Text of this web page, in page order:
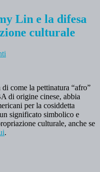
Lin e la difesa
culturale
di come la pettinatura “afro”
di origine cinese, abbia
per la cosiddetta
significato simbolico e
culturale, anche se
.